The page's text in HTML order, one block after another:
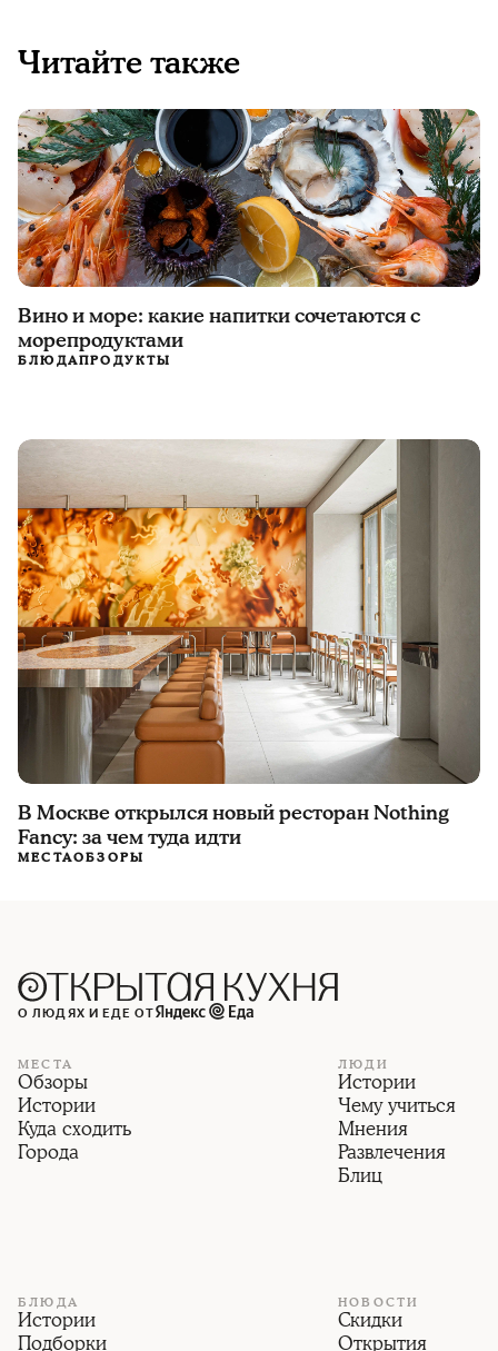
Читайте также
Вино и море: какие напитки сочетаются с
морепродуктами
БЛЮДАПРОДУКТЫ
В Москве открылся новый ресторан Nothing
Fancy: за чем туда идти
МЕСТАОБЗОРЫ
О ЛЮДЯХ И ЕДЕ ОТ
МЕСТА
Обзоры
Истории
Куда сходить
Города
ЛЮДИ
Истории
Чему учиться
Мнения
Развлечения
Блиц
БЛЮДА
Истории
Подборки
НОВОСТИ
Скидки
Открытия